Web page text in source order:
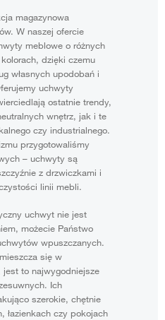
magazynowa
W naszej ofercie
meblowe o różnych
dzięki czemu
własnych upodobań i
uchwyty
ostatnie trendy,
wnętrz, jak i te
czy industrialnego.
przygotowaliśmy
– uchwyty są
z drzwiczkami i
linii mebli.
uchwyt nie jest
możecie Państwo
wpuszczanych.
się w
to najwygodniejsze
Ich
szerokie, chętnie
łazienkach czy pokojach